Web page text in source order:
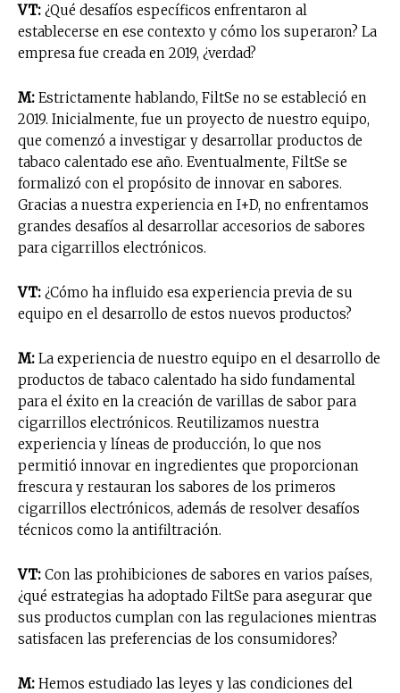
VT: ¿Qué desafíos específicos enfrentaron al
establecerse en ese contexto y cómo los superaron? La
empresa fue creada en 2019, ¿verdad?
M: Estrictamente hablando, FiltSe no se estableció en
2019. Inicialmente, fue un proyecto de nuestro equipo,
que comenzó a investigar y desarrollar productos de
tabaco calentado ese año. Eventualmente, FiltSe se
formalizó con el propósito de innovar en sabores.
Gracias a nuestra experiencia en I+D, no enfrentamos
grandes desafíos al desarrollar accesorios de sabores
para cigarrillos electrónicos.
VT: ¿Cómo ha influido esa experiencia previa de su
equipo en el desarrollo de estos nuevos productos?
M: La experiencia de nuestro equipo en el desarrollo de
productos de tabaco calentado ha sido fundamental
para el éxito en la creación de varillas de sabor para
cigarrillos electrónicos. Reutilizamos nuestra
experiencia y líneas de producción, lo que nos
permitió innovar en ingredientes que proporcionan
frescura y restauran los sabores de los primeros
cigarrillos electrónicos, además de resolver desafíos
técnicos como la antifiltración.
VT: Con las prohibiciones de sabores en varios países,
¿qué estrategias ha adoptado FiltSe para asegurar que
sus productos cumplan con las regulaciones mientras
satisfacen las preferencias de los consumidores?
M: Hemos estudiado las leyes y las condiciones del